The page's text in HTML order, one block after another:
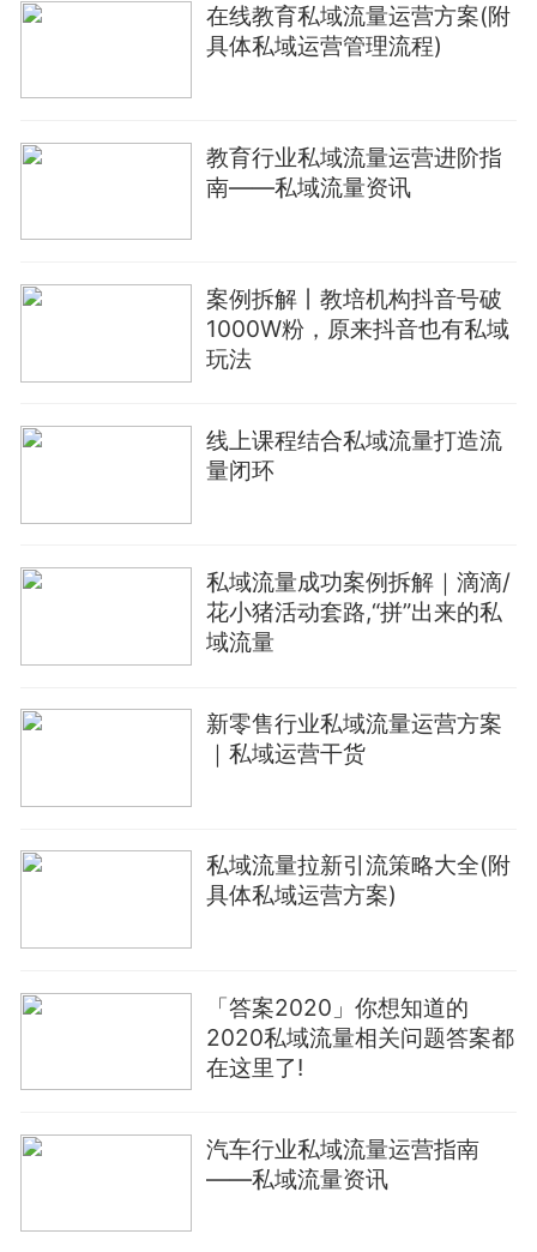
在线教育私域流量运营方案(附
具体私域运营管理流程)
教育行业私域流量运营进阶指
南——私域流量资讯
案例拆解丨教培机构抖音号破
1000W粉，原来抖音也有私域
玩法
线上课程结合私域流量打造流
量闭环
私域流量成功案例拆解｜滴滴/
花小猪活动套路,“拼”出来的私
域流量
新零售行业私域流量运营方案
｜私域运营干货
私域流量拉新引流策略大全(附
具体私域运营方案)
「答案2020」你想知道的
2020私域流量相关问题答案都
在这里了!
汽车行业私域流量运营指南
——私域流量资讯